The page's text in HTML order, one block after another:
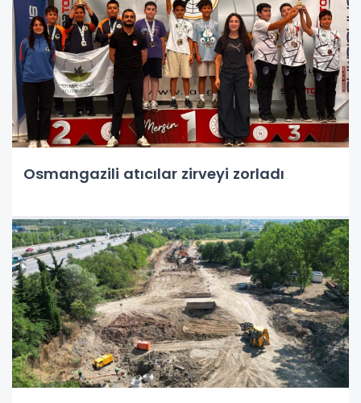
Osmangazili atıcılar zirveyi zorladı